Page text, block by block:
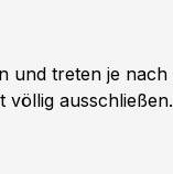
und treten je
völlig ausschließen.